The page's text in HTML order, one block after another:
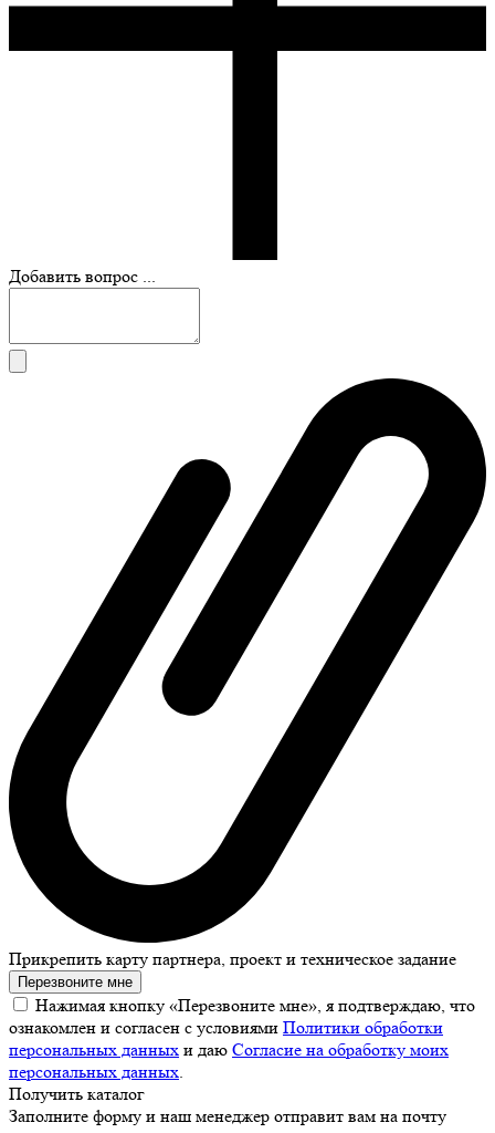
Добавить вопрос ...
Прикрепить карту партнера, проект и техническое задание
Перезвоните мне
Нажимая кнопку «Перезвоните мне», я подтверждаю, что
ознакомлен и согласен с условиями Политики обработки
персональных данных и даю Согласие на обработку моих
персональных данных.
Получить каталог
Заполните форму и наш менеджер отправит вам на почту